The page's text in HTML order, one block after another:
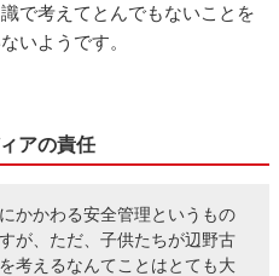
で考えてとんでもないことを
いようです。
アの責任
かかわる安全管理というもの
が、ただ、子供たちが辺野古
考えるなんてことはとても大